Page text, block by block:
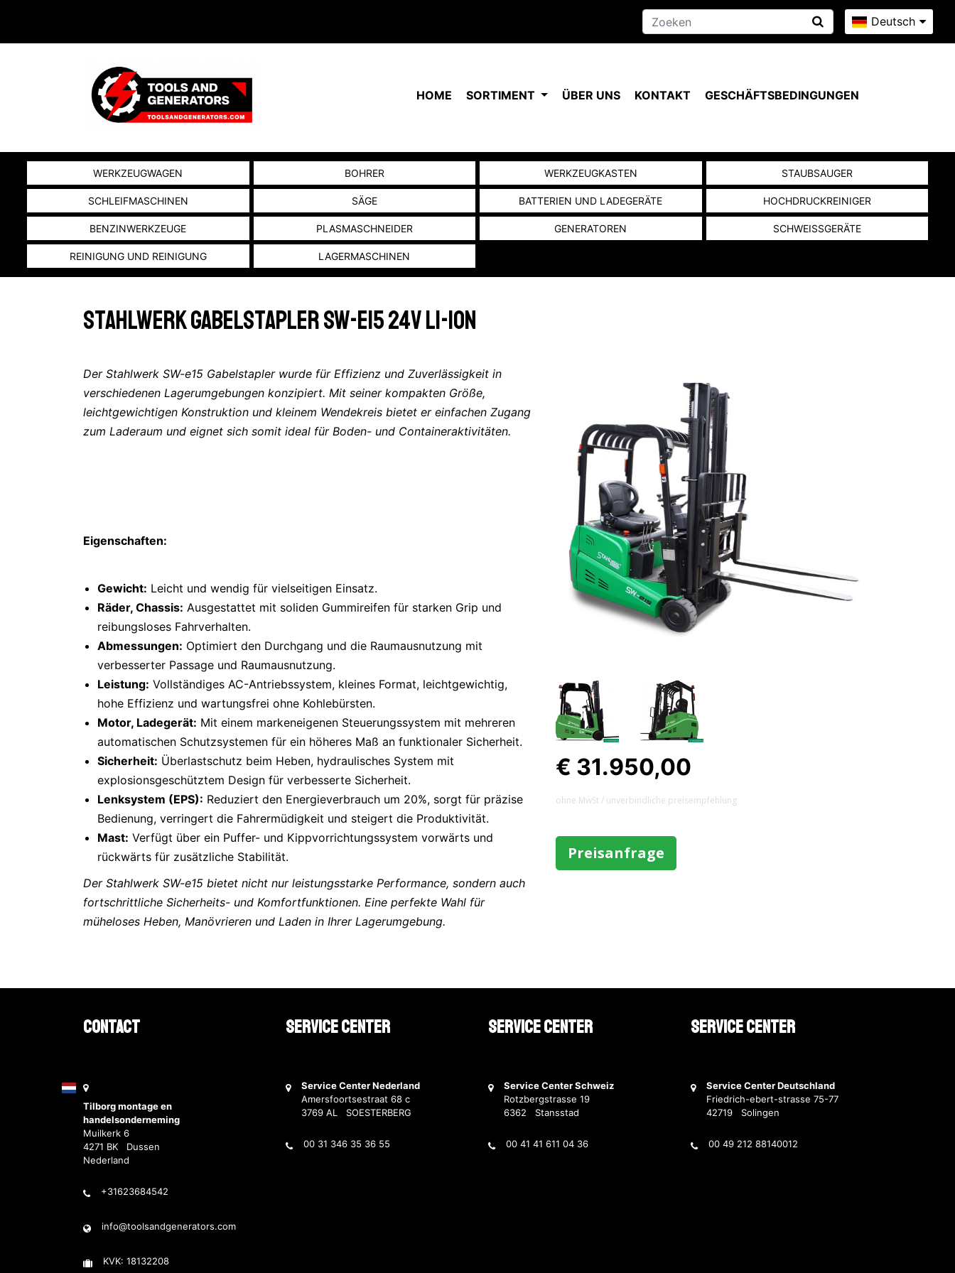
Deutsch
HOME SORTIMENT ÜBER UNS KONTAKT GESCHÄFTSBEDINGUNGEN
WERKZEUGWAGEN BOHRER WERKZEUGKASTEN STAUBSAUGER
SCHLEIFMASCHINEN SÄGE BATTERIEN UND LADEGERÄTE HOCHDRUCKREINIGER
BENZINWERKZEUGE PLASMASCHNEIDER GENERATOREN SCHWEISSGERÄTE
REINIGUNG UND REINIGUNG LAGERMASCHINEN
Stahlwerk Gabelstapler SW-e15 24V Li-ION
€ 31.950,00
ohne MwSt / unverbindliche preisempfehlung
Preisanfrage
Der Stahlwerk SW-e15 Gabelstapler wurde für Effizienz und Zuverlässigkeit in
verschiedenen Lagerumgebungen konzipiert. Mit seiner kompakten Größe,
leichtgewichtigen Konstruktion und kleinem Wendekreis bietet er einfachen Zugang
zum Laderaum und eignet sich somit ideal für Boden- und Containeraktivitäten.
Eigenschaften:
Gewicht: Leicht und wendig für vielseitigen Einsatz.
Räder, Chassis: Ausgestattet mit soliden Gummireifen für starken Grip und
reibungsloses Fahrverhalten.
Abmessungen: Optimiert den Durchgang und die Raumausnutzung mit
verbesserter Passage und Raumausnutzung.
Leistung: Vollständiges AC-Antriebssystem, kleines Format, leichtgewichtig,
hohe Effizienz und wartungsfrei ohne Kohlebürsten.
Motor, Ladegerät: Mit einem markeneigenen Steuerungssystem mit mehreren
automatischen Schutzsystemen für ein höheres Maß an funktionaler Sicherheit.
Sicherheit: Überlastschutz beim Heben, hydraulisches System mit
explosionsgeschütztem Design für verbesserte Sicherheit.
Lenksystem (EPS): Reduziert den Energieverbrauch um 20%, sorgt für präzise
Bedienung, verringert die Fahrermüdigkeit und steigert die Produktivität.
Mast: Verfügt über ein Puffer- und Kippvorrichtungssystem vorwärts und
rückwärts für zusätzliche Stabilität.
Der Stahlwerk SW-e15 bietet nicht nur leistungsstarke Performance, sondern auch
fortschrittliche Sicherheits- und Komfortfunktionen. Eine perfekte Wahl für
müheloses Heben, Manövrieren und Laden in Ihrer Lagerumgebung.
Contact
Tilborg montage en
handelsonderneming
Muilkerk 6
4271 BK Dussen
Nederland
+31623684542
info@toolsandgenerators.com
KVK: 18132208
Service Center
Service Center Nederland
Amersfoortsestraat 68 c
3769 AL SOESTERBERG
00 31 346 35 36 55
Service Center
Service Center Schweiz
Rotzbergstrasse 19
6362 Stansstad
00 41 41 611 04 36
Service Center
Service Center Deutschland
Friedrich-ebert-strasse 75-77
42719 Solingen
00 49 212 88140012